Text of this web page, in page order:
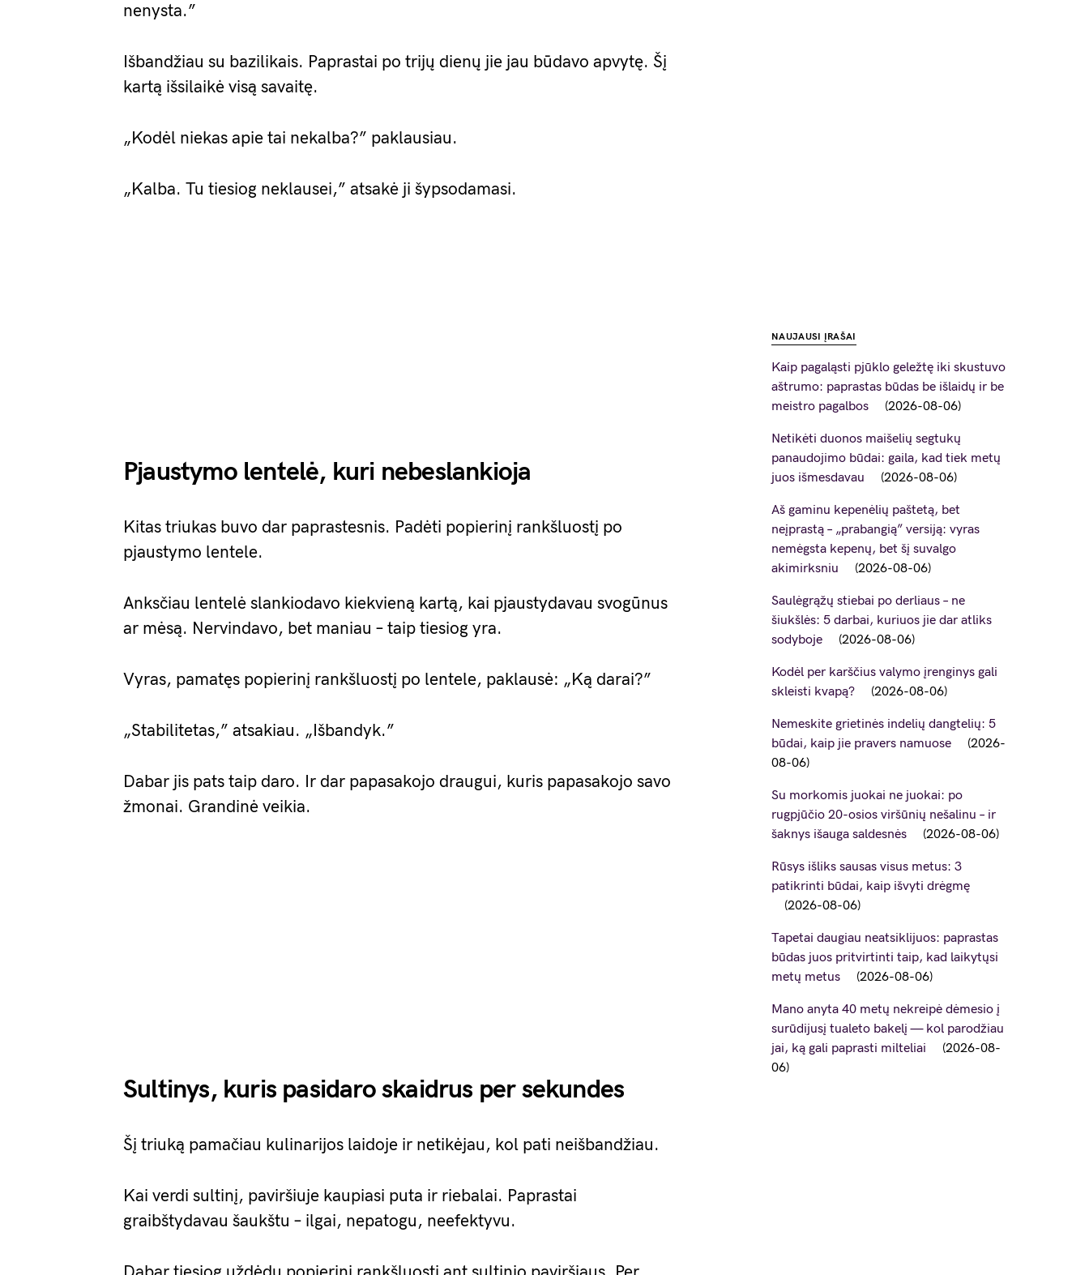
nenysta.”
Išbandžiau su bazilikais. Paprastai po trijų dienų jie jau būdavo apvytę. Šį
kartą išsilaikė visą savaitę.
„Kodėl niekas apie tai nekalba?” paklausiau.
„Kalba. Tu tiesiog neklausei,” atsakė ji šypsodamasi.
Pjaustymo lentelė, kuri nebeslankioja
Kitas triukas buvo dar paprastesnis. Padėti popierinį rankšluostį po
pjaustymo lentele.
Anksčiau lentelė slankiodavo kiekvieną kartą, kai pjaustydavau svogūnus
ar mėsą. Nervindavo, bet maniau – taip tiesiog yra.
Vyras, pamatęs popierinį rankšluostį po lentele, paklausė: „Ką darai?”
„Stabilitetas,” atsakiau. „Išbandyk.”
Dabar jis pats taip daro. Ir dar papasakojo draugui, kuris papasakojo savo
žmonai. Grandinė veikia.
Sultinys, kuris pasidaro skaidrus per sekundes
Šį triuką pamačiau kulinarijos laidoje ir netikėjau, kol pati neišbandžiau.
Kai verdi sultinį, paviršiuje kaupiasi puta ir riebalai. Paprastai
graibštydavau šaukštu – ilgai, nepatogu, neefektyvu.
NAUJAUSI ĮRAŠAI
Kaip pagaląsti pjūklo geležtę iki skustuvo
aštrumo: paprastas būdas be išlaidų ir be
meistro pagalbos
2026-08-06
Netikėti duonos maišelių segtukų
panaudojimo būdai: gaila, kad tiek metų
juos išmesdavau
2026-08-06
Aš gaminu kepenėlių paštetą, bet
neįprastą – „prabangią” versiją: vyras
nemėgsta kepenų, bet šį suvalgo
akimirksniu
2026-08-06
Saulėgrąžų stiebai po derliaus – ne
šiukšlės: 5 darbai, kuriuos jie dar atliks
sodyboje
2026-08-06
Kodėl per karščius valymo įrenginys gali
skleisti kvapą?
2026-08-06
Nemeskite grietinės indelių dangtelių: 5
būdai, kaip jie pravers namuose
2026-
08-06
Su morkomis juokai ne juokai: po
rugpjūčio 20-osios viršūnių nešalinu – ir
šaknys išauga saldesnės
2026-08-06
Rūsys išliks sausas visus metus: 3
patikrinti būdai, kaip išvyti drėgmę
2026-08-06
Tapetai daugiau neatsiklijuos: paprastas
būdas juos pritvirtinti taip, kad laikytųsi
metų metus
2026-08-06
Mano anyta 40 metų nekreipė dėmesio į
surūdijusį tualeto bakelį — kol parodžiau
jai, ką gali paprasti milteliai
2026-08-
06